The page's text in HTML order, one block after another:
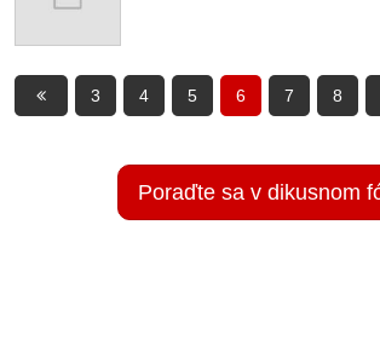
3 4 5 6 7 8
Poraďte sa v dikusnom